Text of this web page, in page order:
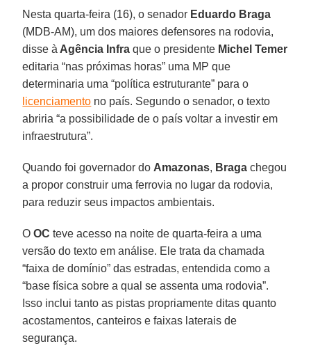
Nesta quarta-feira (16), o senador Eduardo Braga
(MDB-AM), um dos maiores defensores na rodovia,
disse à Agência Infra que o presidente Michel Temer
editaria “nas próximas horas” uma MP que
determinaria uma “política estruturante” para o
licenciamento no país. Segundo o senador, o texto
abriria “a possibilidade de o país voltar a investir em
infraestrutura”.
Quando foi governador do Amazonas, Braga chegou
a propor construir uma ferrovia no lugar da rodovia,
para reduzir seus impactos ambientais.
OOC teve acesso na noite de quarta-feira a uma
versão do texto em análise. Ele trata da chamada
“faixa de domínio” das estradas, entendida como a
“base física sobre a qual se assenta uma rodovia”.
Isso inclui tanto as pistas propriamente ditas quanto
acostamentos, canteiros e faixas laterais de
segurança.